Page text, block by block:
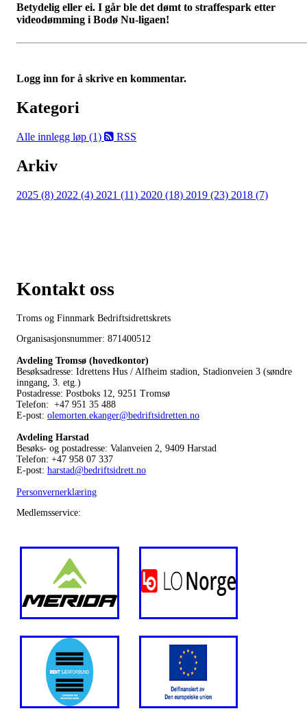
Betydelig eller ei. I går ble det dømt to straffespark etter
videodømming i Bodø Nu-ligaen!
Logg inn for å skrive en kommentar.
Kategori
Alle innlegg løp (1) RSS
Arkiv
2025 (8) 2022 (4) 2021 (11) 2020 (18) 2019 (23) 2018 (7)
Kontakt oss
Troms og Finnmark Bedriftsidrettskrets
Organisasjonsnummer: 871400512
Avdeling Tromsø (hovedkontor)
Besøksadresse: Idrettens Hus / Alfheim stadion, Stadionveien 3 (søndre
inngang, 3. etg.)
Postadresse: Postboks 12, 9251 Tromsø
Telefon: +47 951 35 488
E-post: olemorten.ekanger@bedriftsidretten.no
Avdeling Harstad
Besøks- og postadresse: Valanveien 2, 9409 Harstad
Telefon: +47 958 07 337
E-post: harstad@bedriftsidrett.no
Personvernerklæring
Medlemsservice: